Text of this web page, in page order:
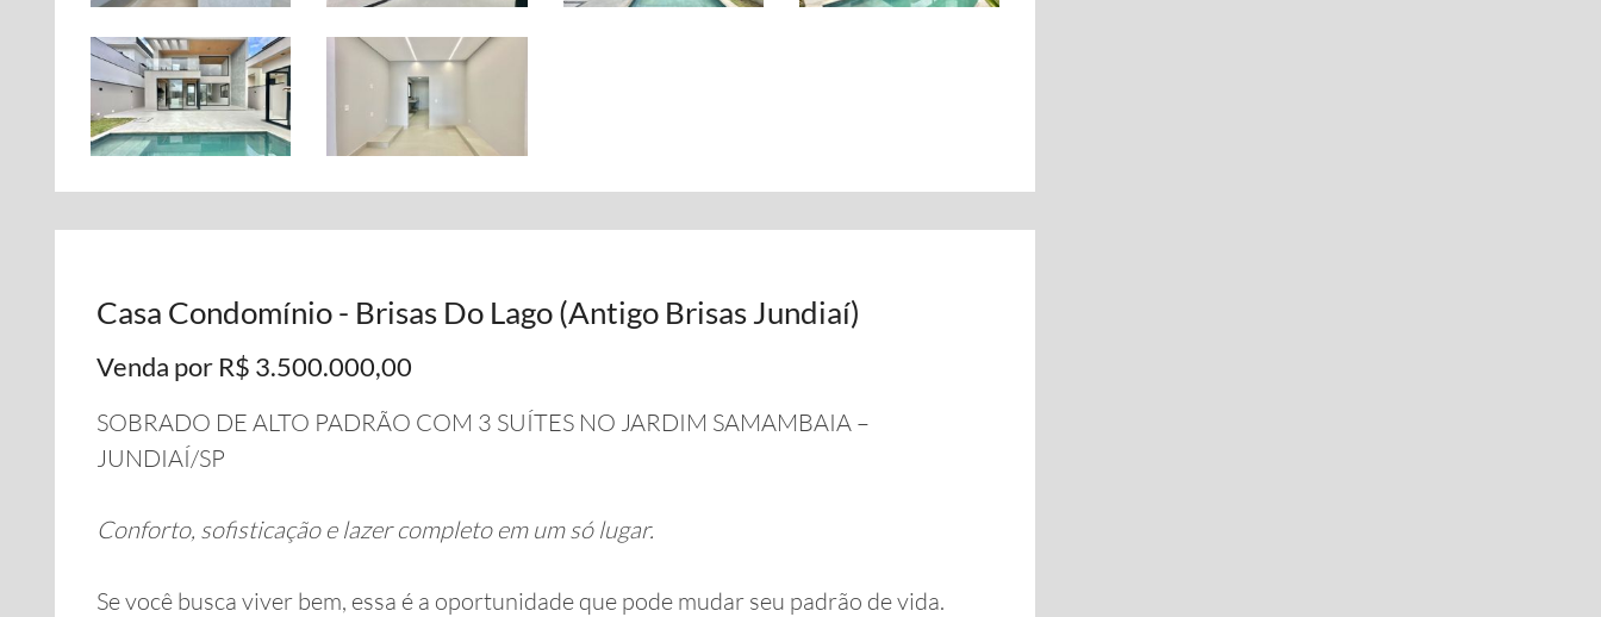
Casa Condomínio - Brisas Do Lago (Antigo Brisas Jundiaí)
Venda por R$ 3.500.000,00
SOBRADO DE ALTO PADRÃO COM 3 SUÍTES NO JARDIM SAMAMBAIA –
JUNDIAÍ/SP
Conforto, sofisticação e lazer completo em um só lugar.
Se você busca viver bem, essa é a oportunidade que pode mudar seu padrão de vida.